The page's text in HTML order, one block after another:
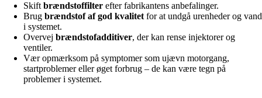
Skift brændstoffilter efter fabrikantens anbefalinger.
Brug brændstof af god kvalitet for at undgå urenheder og vand
i systemet.
Overvej brændstofadditiver, der kan rense injektorer og
ventiler.
Vær opmærksom på symptomer som ujævn motorgang,
startproblemer eller øget forbrug – de kan være tegn på
problemer i systemet.